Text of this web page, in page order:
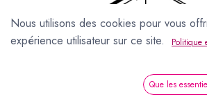
Nous utilisons des cookies pour vous
expérience utilisateur sur ce site.
Politique
Que les